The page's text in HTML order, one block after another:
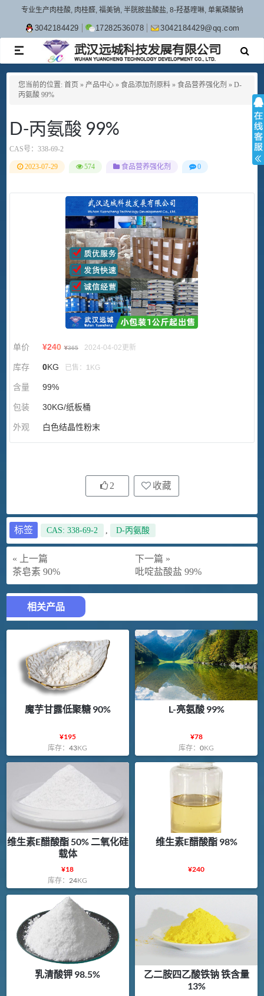
专业生产肉桂酸, 肉桂醛, 福美钠, 半胱胺盐酸盐, 8-羟基喹啉, 单氟磷酸钠
3042184429 17282536078 3042184429@qq.com
TOGGLE
NAVIGATION
您当前的位置: 首页 » 产品中心 » 食品添加剂原料 » 食品营养强化剂 » D-
丙氨酸 99%
D-丙氨酸 99%
CAS号： 338-69-2
2023-07-29 574 食品营养强化剂 0
单价 ¥240 ¥365 2024-04-02更新
库存 0KG 已售： 1 KG
含量 99%
包装 30KG/纸板桶
外观 白色结晶性粉末
2 收藏
标签 CAS: 338-69-2 , D-丙氨酸
« 上一篇
茶皂素 90%
下一篇 »
吡啶盐酸盐 99%
相关产品
魔芋甘露低聚糖 90%
¥195
库存：43KG
L-亮氨酸 99%
¥78
库存：0KG
维生素E醋酸酯 50% 二氧化硅
载体
¥18
库存： 24KG
维生素E醋酸酯 98%
¥240
乳清酸钾 98.5%
乙二胺四乙酸铁钠 铁含量
13%